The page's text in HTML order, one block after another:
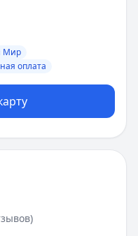
Мир
оплата
)